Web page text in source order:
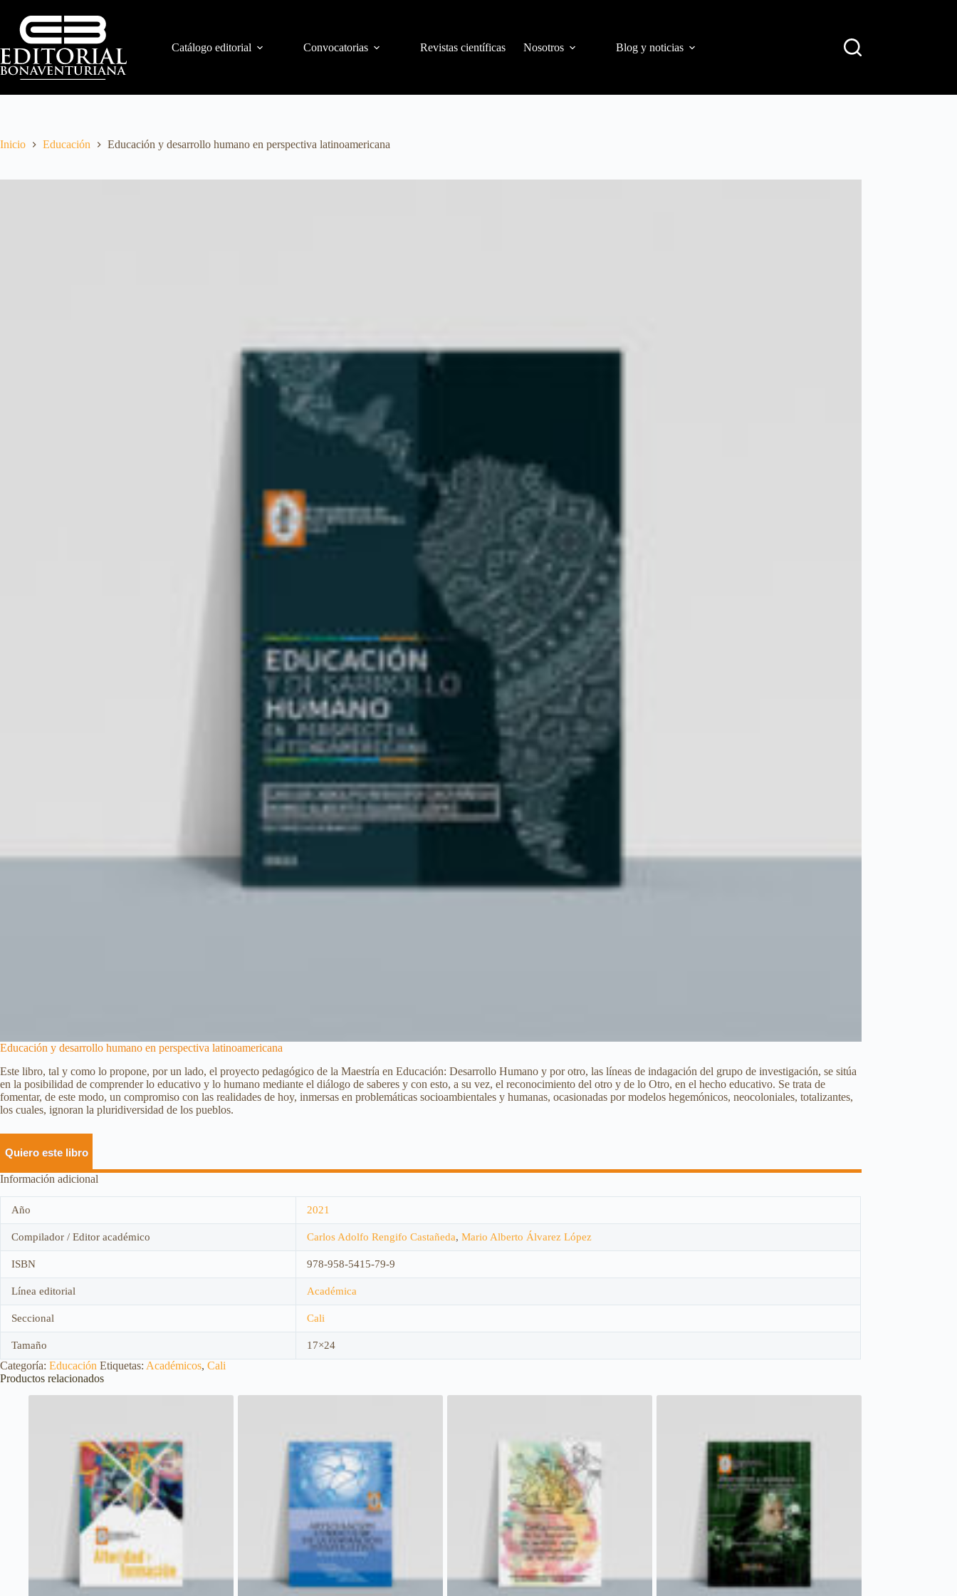
Catálogo editorial Convocatorias Revistas científicas Nosotros Blog y noticias
Inicio Educación Educación y desarrollo humano en perspectiva latinoamericana
Educación y desarrollo humano en perspectiva latinoamericana
Este libro, tal y como lo propone, por un lado, el proyecto pedagógico de la Maestría en Educación: Desarrollo Humano y por otro, las líneas de indagación del grupo de investigación, se sitúa
en la posibilidad de comprender lo educativo y lo humano mediante el diálogo de saberes y con esto, a su vez, el reconocimiento del otro y de lo Otro, en el hecho educativo. Se trata de
fomentar, de este modo, un compromiso con las realidades de hoy, inmersas en problemáticas socioambientales y humanas, ocasionadas por modelos hegemónicos, neocoloniales, totalizantes,
los cuales, ignoran la pluridiversidad de los pueblos.
Quiero este libro
Información adicional
Año 2021
Compilador / Editor académico Carlos Adolfo Rengifo Castañeda, Mario Alberto Álvarez López
ISBN 978-958-5415-79-9
Línea editorial Académica
Seccional Cali
Tamaño 17×24
Categoría: Educación Etiquetas: Académicos, Cali
Productos relacionados